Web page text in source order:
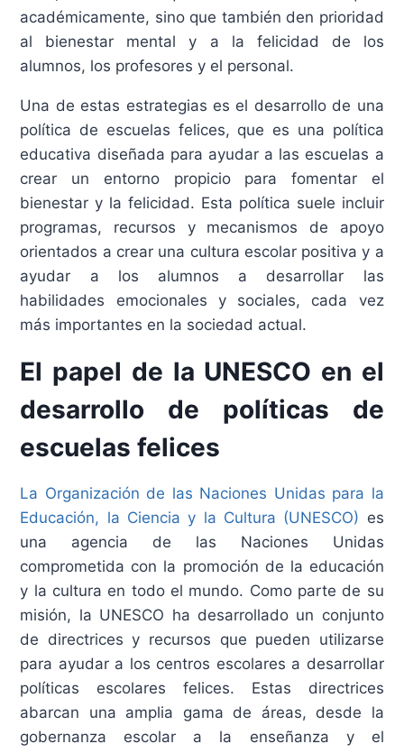
académicamente, sino que también den prioridad
al bienestar mental y a la felicidad de los
alumnos, los profesores y el personal.
Una de estas estrategias es el desarrollo de una
política de escuelas felices, que es una política
educativa diseñada para ayudar a las escuelas a
crear un entorno propicio para fomentar el
bienestar y la felicidad. Esta política suele incluir
programas, recursos y mecanismos de apoyo
orientados a crear una cultura escolar positiva y a
ayudar a los alumnos a desarrollar las
habilidades emocionales y sociales, cada vez
más importantes en la sociedad actual.
El papel de la UNESCO en el
desarrollo de políticas de
escuelas felices
La Organización de las Naciones Unidas para la
Educación, la Ciencia y la Cultura (UNESCO) es
una agencia de las Naciones Unidas
comprometida con la promoción de la educación
y la cultura en todo el mundo. Como parte de su
misión, la UNESCO ha desarrollado un conjunto
de directrices y recursos que pueden utilizarse
para ayudar a los centros escolares a desarrollar
políticas escolares felices. Estas directrices
abarcan una amplia gama de áreas, desde la
gobernanza escolar a la enseñanza y el